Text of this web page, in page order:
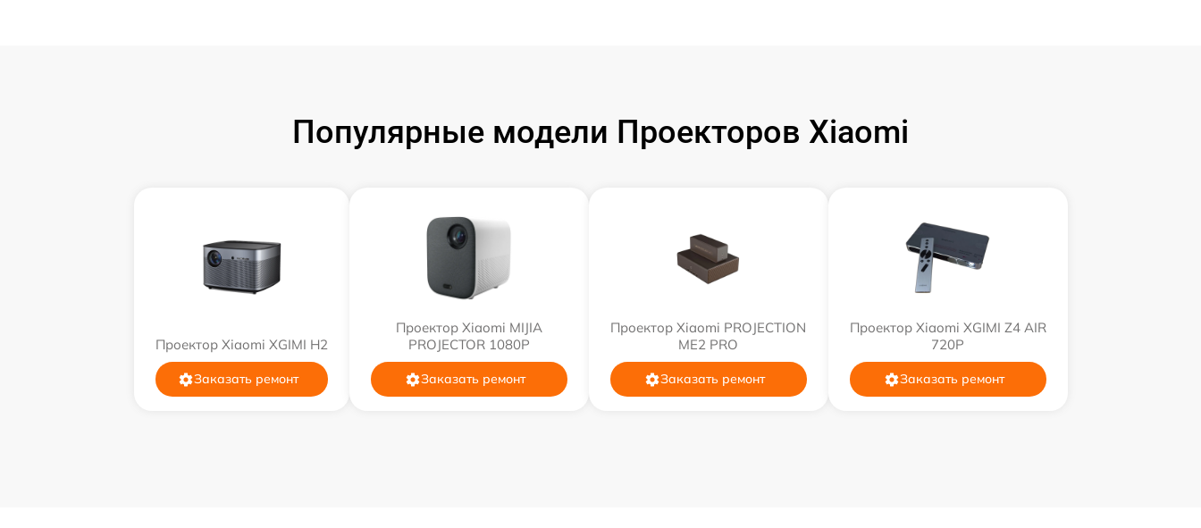
Популярные модели Проекторов Xiaomi
Проектор Xiaomi XGIMI H2
Заказать ремонт
Проектор Xiaomi MIJIA
PROJECTOR 1080P
Заказать ремонт
Проектор Xiaomi PROJECTION
ME2 PRO
Заказать ремонт
Проектор Xiaomi XGIMI Z4 AIR
720P
Заказать ремонт